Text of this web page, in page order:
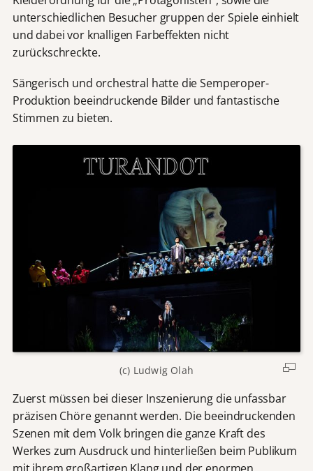
unterschiedlichen Besucher gruppen der Spiele einhielt
und dabei vor knalligen Farbeffekten nicht
zurückschreckte.
Sängerisch und orchestral hatte die Semperoper-
Produktion beeindruckende Bilder und fantastische
Stimmen zu bieten.
(c) Ludwig Olah
Zuerst müssen bei dieser Inszenierung die unfassbar
präzisen Chöre genannt werden. Die beeindruckenden
Szenen mit dem Volk bringen die ganze Kraft des
Werkes zum Ausdruck und hinterließen beim Publikum